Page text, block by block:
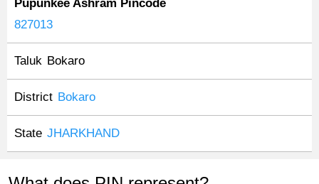
Pupunkee Ashram Pincode
827013
Taluk Bokaro
District Bokaro
State JHARKHAND